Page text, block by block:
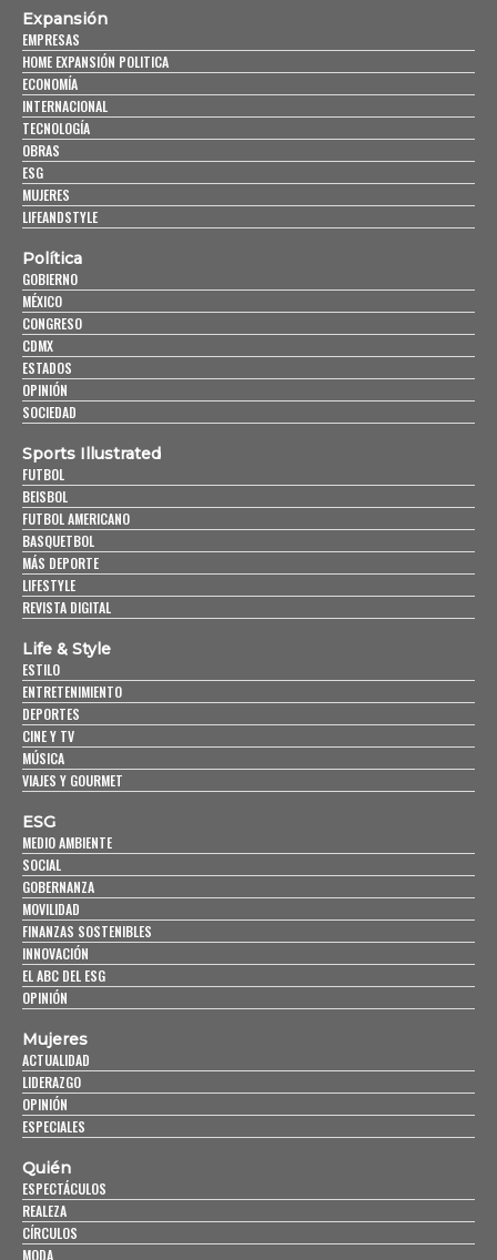
Expansión
EMPRESAS
HOME EXPANSIÓN POLITICA
ECONOMÍA
INTERNACIONAL
TECNOLOGÍA
OBRAS
ESG
MUJERES
LIFEANDSTYLE
Política
GOBIERNO
MÉXICO
CONGRESO
CDMX
ESTADOS
OPINIÓN
SOCIEDAD
Sports Illustrated
FUTBOL
BEISBOL
FUTBOL AMERICANO
BASQUETBOL
MÁS DEPORTE
LIFESTYLE
REVISTA DIGITAL
Life & Style
ESTILO
ENTRETENIMIENTO
DEPORTES
CINE Y TV
MÚSICA
VIAJES Y GOURMET
ESG
MEDIO AMBIENTE
SOCIAL
GOBERNANZA
MOVILIDAD
FINANZAS SOSTENIBLES
INNOVACIÓN
EL ABC DEL ESG
OPINIÓN
Mujeres
ACTUALIDAD
LIDERAZGO
OPINIÓN
ESPECIALES
Quién
ESPECTÁCULOS
REALEZA
CÍRCULOS
MODA